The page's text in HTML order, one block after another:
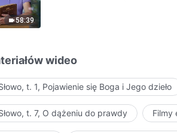
58:39
wideo
t. 1, Pojawienie się Boga i Jego dzieło
t. 7, O dążeniu do prawdy Filmy